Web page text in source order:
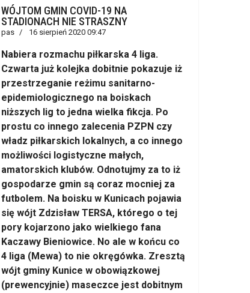
WÓJTOM GMIN COVID-19 NA
STADIONACH NIE STRASZNY
pas 16 sierpień 2020 09:47
Nabiera rozmachu piłkarska 4 liga.
Czwarta już kolejka dobitnie pokazuje iż
przestrzeganie reżimu sanitarno-
epidemiologicznego na boiskach
niższych lig to jedna wielka fikcja. Po
prostu co innego zalecenia PZPN czy
władz piłkarskich lokalnych, a co innego
możliwości logistyczne małych,
amatorskich klubów. Odnotujmy za to iż
gospodarze gmin są coraz mocniej za
futbolem. Na boisku w Kunicach pojawia
się wójt Zdzisław TERSA, którego o tej
pory kojarzono jako wielkiego fana
Kaczawy Bieniowice. No ale w końcu co
4 liga (Mewa) to nie okręgówka. Zresztą
wójt gminy Kunice w obowiązkowej
(prewencyjnie) maseczce jest dobitnym